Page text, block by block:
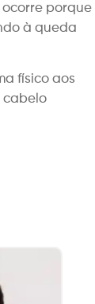
porque
à queda
físico aos
cabelo